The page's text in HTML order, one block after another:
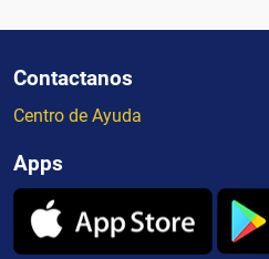
Contactanos
Centro de Ayuda
Apps